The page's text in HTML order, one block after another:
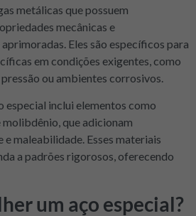
metálicas que possuem
mecânicas e
Eles são específicos para
em condições exigentes, como
ou ambientes corrosivos.
especial inclui elementos como
que adicionam
maleabilidade. Esses materiais
a padrões rigorosos, oferecendo
um aço especial?